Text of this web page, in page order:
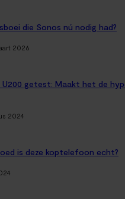
die Sonos nú nodig had?
2026
U200 getest: Maakt het de
2024
is deze koptelefoon echt?